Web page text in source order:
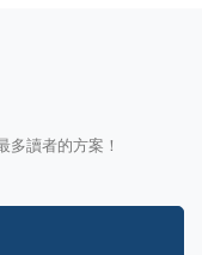
讀者的方案！